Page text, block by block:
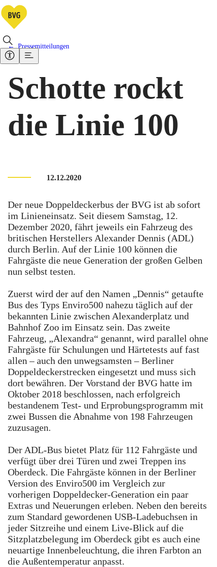
Pressemitteilungen
Schotte rockt
die Linie 100
12.12.2020
Der neue Doppeldeckerbus der BVG ist ab sofort
im Linieneinsatz. Seit diesem Samstag, 12.
Dezember 2020, fährt jeweils ein Fahrzeug des
britischen Herstellers Alexander Dennis (ADL)
durch Berlin. Auf der Linie 100 können die
Fahrgäste die neue Generation der großen Gelben
nun selbst testen.
Zuerst wird der auf den Namen „Dennis“ getaufte
Bus des Typs Enviro500 nahezu täglich auf der
bekannten Linie zwischen Alexanderplatz und
Bahnhof Zoo im Einsatz sein. Das zweite
Fahrzeug, „Alexandra“ genannt, wird parallel ohne
Fahrgäste für Schulungen und Härtetests auf fast
allen – auch den unwegsamsten – Berliner
Doppeldeckerstrecken eingesetzt und muss sich
dort bewähren. Der Vorstand der BVG hatte im
Oktober 2018 beschlossen, nach erfolgreich
bestandenem Test- und Erprobungsprogramm mit
zwei Bussen die Abnahme von 198 Fahrzeugen
zuzusagen.
Der ADL-Bus bietet Platz für 112 Fahrgäste und
verfügt über drei Türen und zwei Treppen ins
Oberdeck. Die Fahrgäste können in der Berliner
Version des Enviro500 im Vergleich zur
vorherigen Doppeldecker-Generation ein paar
Extras und Neuerungen erleben. Neben den bereits
zum Standard gewordenen USB-Ladebuchsen in
jeder Sitzreihe und einem Live-Blick auf die
Sitzplatzbelegung im Oberdeck gibt es auch eine
neuartige Innenbeleuchtung, die ihren Farbton an
die Außentemperatur anpasst.